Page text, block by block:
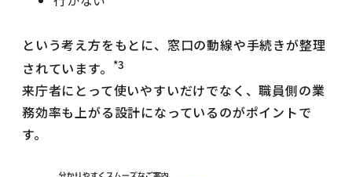
という考え方をもとに、窓口の動線や手続きが整理
されています。
*3
来庁者にとって使いやすいだけでなく、職員側の業
務効率も上がる設計になっているのがポイントで
す。